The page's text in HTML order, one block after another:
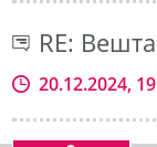
RE:
20.12.2024,